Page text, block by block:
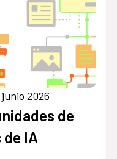
2026
de
IA